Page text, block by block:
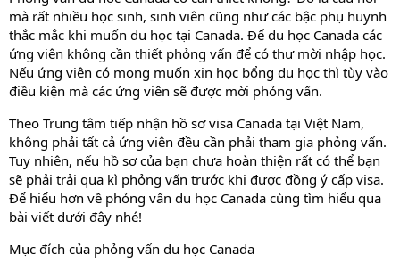
mà rất nhiều học sinh, sinh viên cũng như các bậc phụ huynh
thắc mắc khi muốn du học tại Canada. Để du học Canada các
ứng viên không cần thiết phỏng vấn để có thư mời nhập học.
Nếu ứng viên có mong muốn xin học bổng du học thì tùy vào
điều kiện mà các ứng viên sẽ được mời phỏng vấn.
Theo Trung tâm tiếp nhận hồ sơ visa Canada tại Việt Nam,
không phải tất cả ứng viên đều cần phải tham gia phỏng vấn.
Tuy nhiên, nếu hồ sơ của bạn chưa hoàn thiện rất có thể bạn
sẽ phải trải qua kì phỏng vấn trước khi được đồng ý cấp visa.
Để hiểu hơn về phỏng vấn du học Canada cùng tìm hiểu qua
bài viết dưới đây nhé!
Mục đích của phỏng vấn du học Canada